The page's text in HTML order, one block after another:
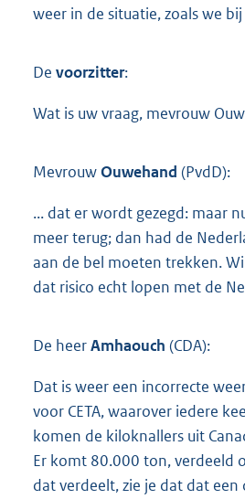
weer in de situatie, zoals we bij
De voorzitter:
Wat is uw vraag, mevrouw
MevrouwOuwehand (PvdD):
... dat er wordt gezegd: maar
meer terug; dan had de
aan de bel moeten trekken.
dat risico echt lopen met de
De heerAmhaouch (CDA):
Dat is weer een incorrecte
voor CETA, waarover iedere
komen de kiloknallers uit
Er komt 80.000 ton, verdeeld
dat verdeelt, zie je dat dat een